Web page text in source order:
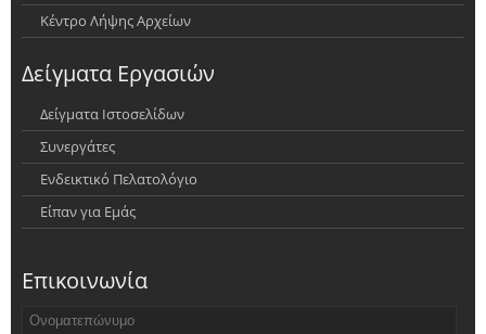
Κέντρο Λήψης Αρχείων
Δείγματα Εργασιών
Δείγματα Ιστοσελίδων
Συνεργάτες
Ενδεικτικό Πελατολόγιο
Είπαν για Εμάς
Επικοινωνία